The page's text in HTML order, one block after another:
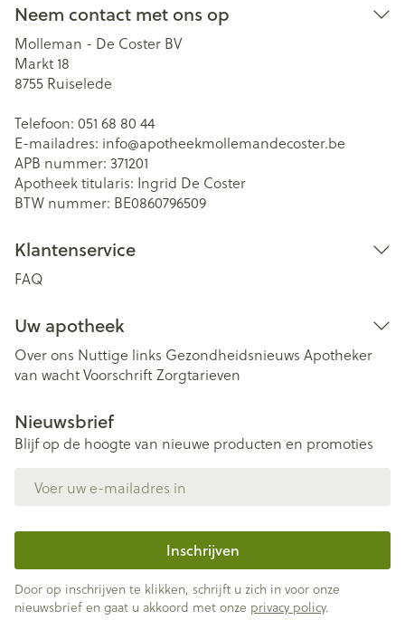
Neem contact met ons op
Molleman - De Coster BV
Markt 18
8755 Ruiselede
Telefoon: 051 68 80 44
E-mailadres: info@apotheekmollemandecoster.be
APB nummer: 371201
Apotheek titularis: Ingrid De Coster
BTW nummer: BE0860796509
Klantenservice
FAQ
Uw apotheek
Over ons Nuttige links Gezondheidsnieuws Apotheker
van wachtVoorschriftZorgtarieven
Nieuwsbrief
Blijf op de hoogte van nieuwe producten en promoties
Inschrijven
Door op inschrijven te klikken, schrijft u zich in voor onze
nieuwsbrief en gaat u akkoord met onze privacy policy.